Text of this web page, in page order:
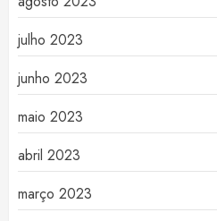
julho 2023
junho 2023
maio 2023
abril 2023
março 2023